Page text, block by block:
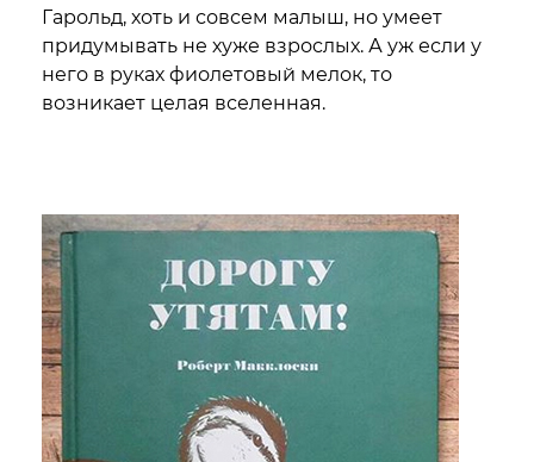
Гарольд, хоть и совсем малыш, но умеет
придумывать не хуже взрослых. А уж если у
него в руках фиолетовый мелок, то
возникает целая вселенная.